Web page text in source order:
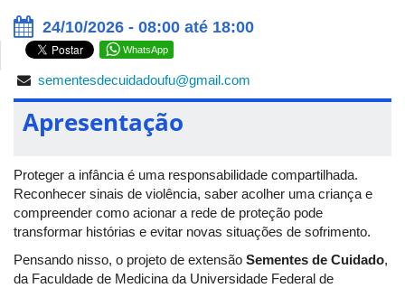
24/10/2026 - 08:00 até 18:00
WhatsApp
sementesdecuidadoufu@gmail.com
Apresentação
Proteger a infância é uma responsabilidade compartilhada.
Reconhecer sinais de violência, saber acolher uma criança e
compreender como acionar a rede de proteção pode
transformar histórias e evitar novas situações de sofrimento.
Pensando nisso, o projeto de extensão Sementes de Cuidado,
da Faculdade de Medicina da Universidade Federal de